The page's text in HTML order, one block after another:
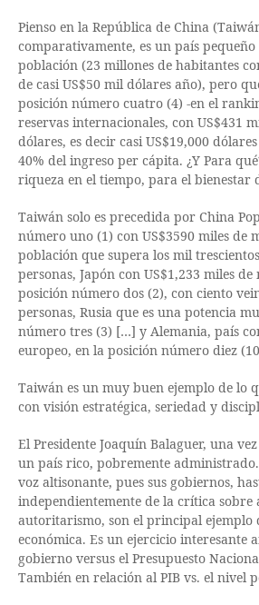
Pienso en la República de China
comparativamente, es un país
población (23 millones de habitantes
de casi US$50 mil dólares año), pero
posición número cuatro (4) -en el
reservas internacionales, con US$431
dólares, es decir casi US$19,000
40% del ingreso per cápita. ¿Y Para
riqueza en el tiempo, para el bienestar
Taiwán solo es precedida por China
número uno (1) con US$3590 miles de
población que supera los mil
personas, Japón con US$1,233 miles
posición número dos (2), con ciento
personas, Rusia que es una potencia
número tres (3) […] y Alemania, país
europeo, en la posición número diez
Taiwán es un muy buen ejemplo de lo
con visión estratégica, seriedad y
El Presidente Joaquín Balaguer, una
un país rico, pobremente
voz altisonante, pues sus gobiernos,
independientemente de la crítica sobre
autoritarismo, son el principal ejemplo
económica. Es un ejercicio interesante
gobierno versus el Presupuesto
También en relación al PIB vs. el nivel